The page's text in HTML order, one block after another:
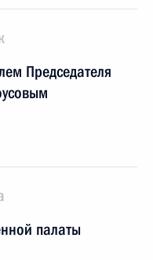
Председателя
палаты